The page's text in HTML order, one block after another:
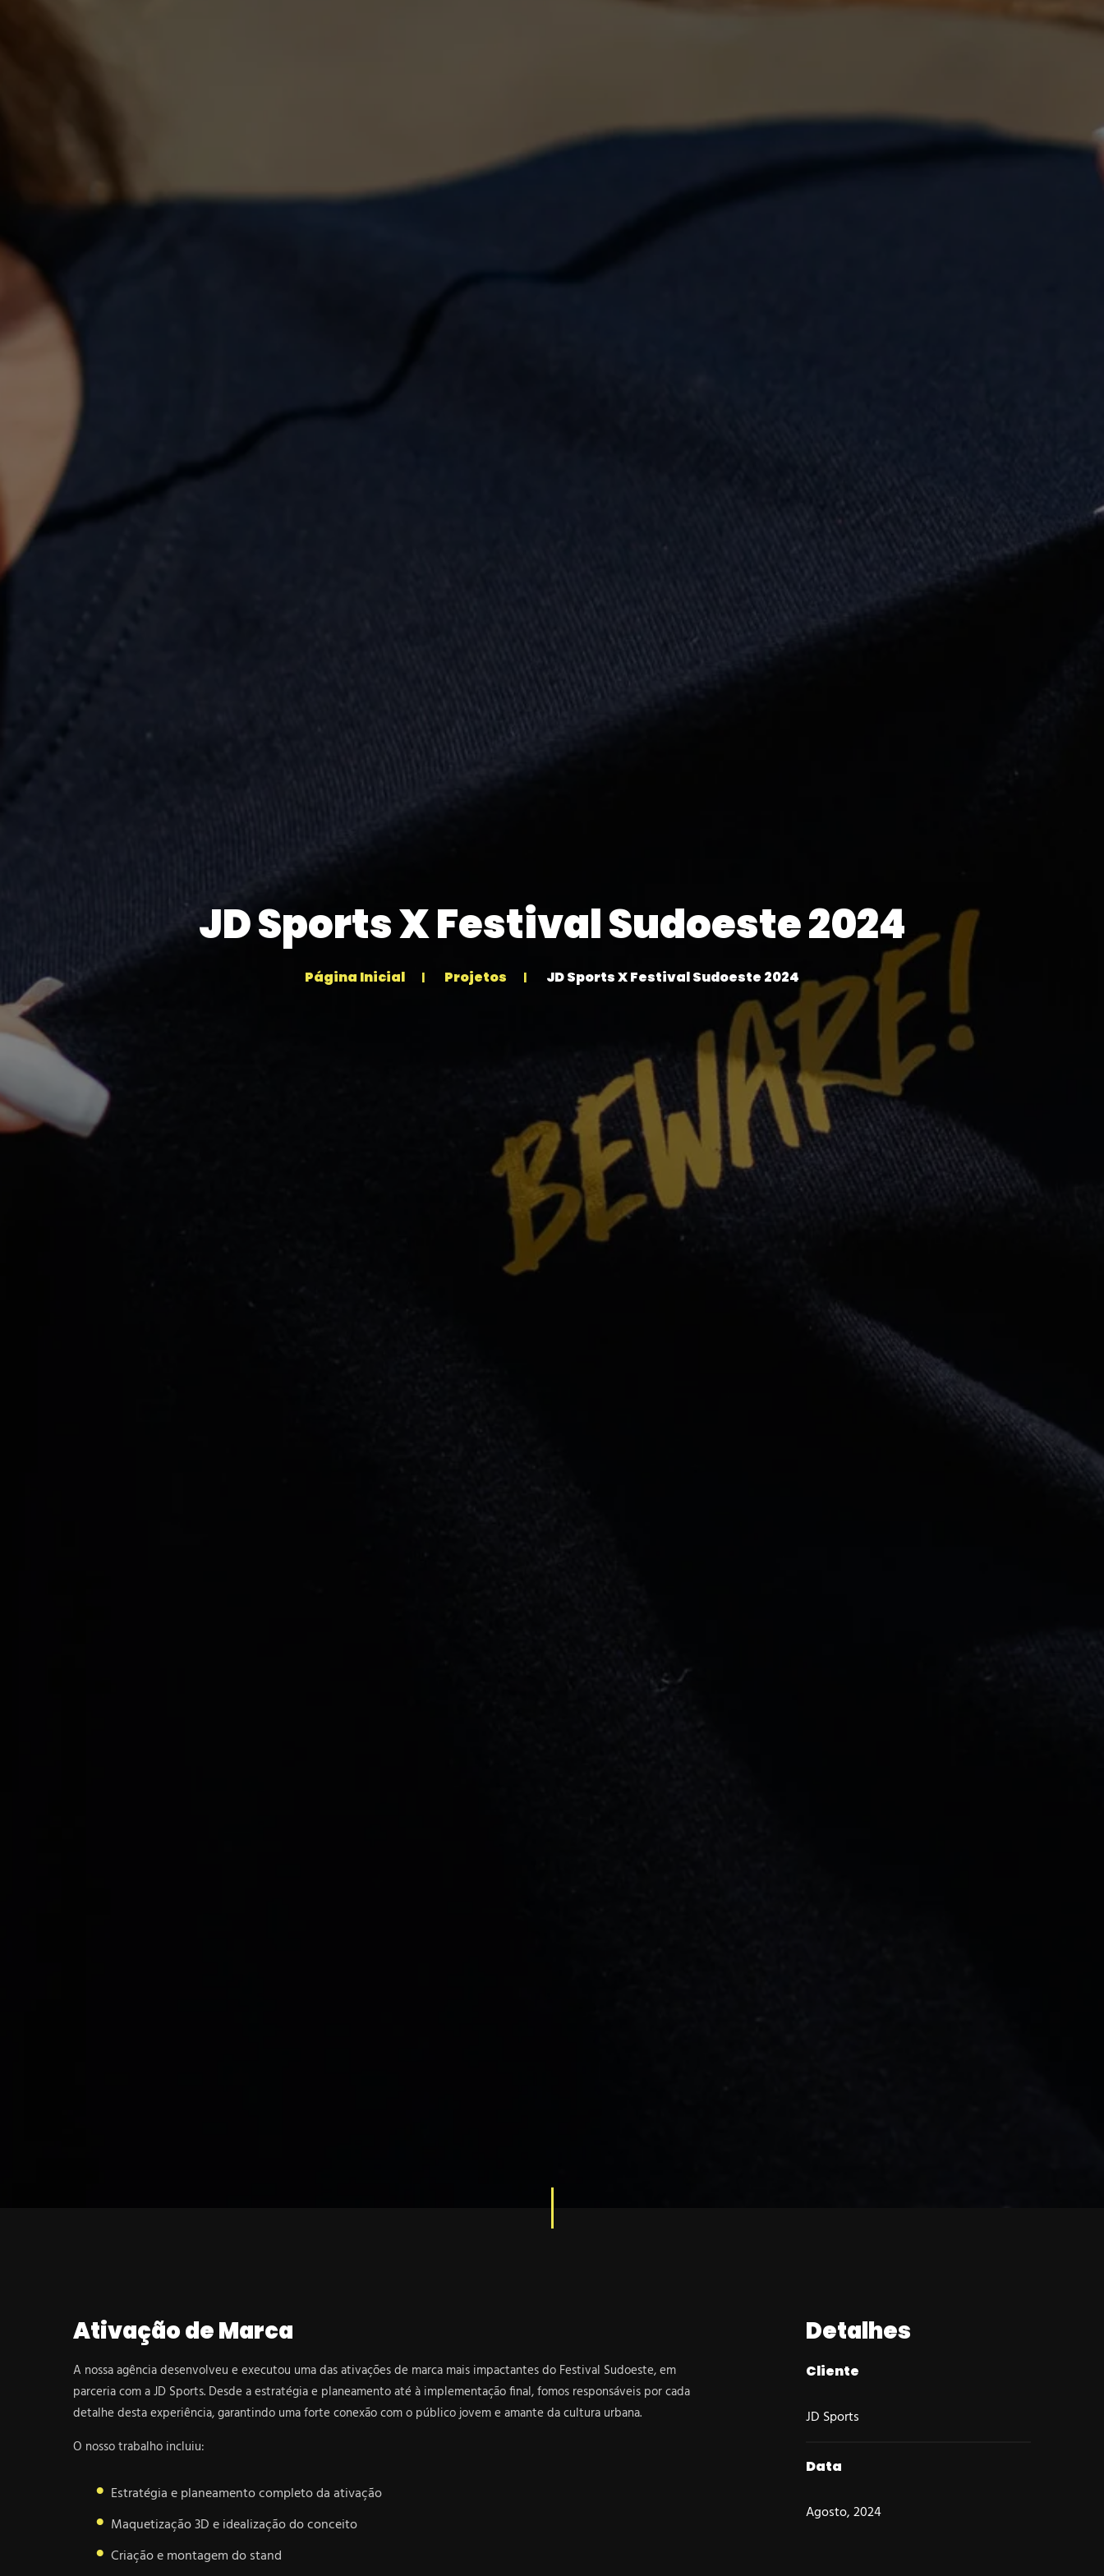
JD Sports X Festival Sudoeste 2024
Página Inicial Projetos JD Sports X Festival Sudoeste 2024
Ativação de Marca
A nossa agência desenvolveu e executou uma das ativações de marca mais impactantes do Festival Sudoeste, em
parceria com a JD Sports. Desde a estratégia e planeamento até à implementação final, fomos responsáveis por cada
detalhe desta experiência, garantindo uma forte conexão com o público jovem e amante da cultura urbana.
O nosso trabalho incluiu:
Estratégia e planeamento completo da ativação
Maquetização 3D e idealização do conceito
Criação e montagem do stand
Detalhes
Cliente
JD Sports
Data
Agosto, 2024